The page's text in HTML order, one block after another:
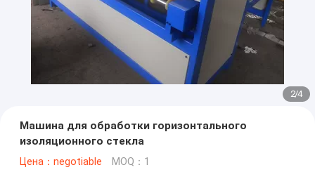
2/4
Машина для обработки горизонтального
изоляционного стекла
Цена：negotiable MOQ：1